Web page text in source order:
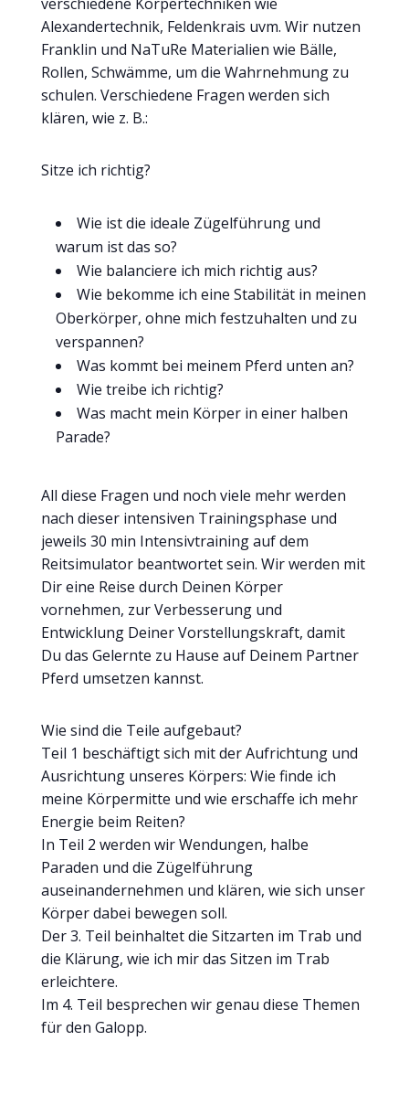
Alexandertechnik, Feldenkrais uvm. Wir nutzen
Franklin und NaTuRe Materialien wie Bälle,
Rollen, Schwämme, um die Wahrnehmung zu
schulen. Verschiedene Fragen werden sich
klären, wie z. B.:
Sitze ich richtig?
Wie ist die ideale Zügelführung und
warum ist das so?
Wie balanciere ich mich richtig aus?
Wie bekomme ich eine Stabilität in meinen
Oberkörper, ohne mich festzuhalten und zu
verspannen?
Was kommt bei meinem Pferd unten an?
Wie treibe ich richtig?
Was macht mein Körper in einer halben
Parade?
All diese Fragen und noch viele mehr werden
nach dieser intensiven Trainingsphase und
jeweils 30 min Intensivtraining auf dem
Reitsimulator beantwortet sein. Wir werden mit
Dir eine Reise durch Deinen Körper
vornehmen, zur Verbesserung und
Entwicklung Deiner Vorstellungskraft, damit
Du das Gelernte zu Hause auf Deinem Partner
Pferd umsetzen kannst.
Wie sind die Teile aufgebaut?
Teil 1 beschäftigt sich mit der Aufrichtung und
Ausrichtung unseres Körpers: Wie finde ich
meine Körpermitte und wie erschaffe ich mehr
Energie beim Reiten?
In Teil 2 werden wir Wendungen, halbe
Paraden und die Zügelführung
auseinandernehmen und klären, wie sich unser
Körper dabei bewegen soll.
Der 3. Teil beinhaltet die Sitzarten im Trab und
die Klärung, wie ich mir das Sitzen im Trab
erleichtere.
Im 4. Teil besprechen wir genau diese Themen
für den Galopp.